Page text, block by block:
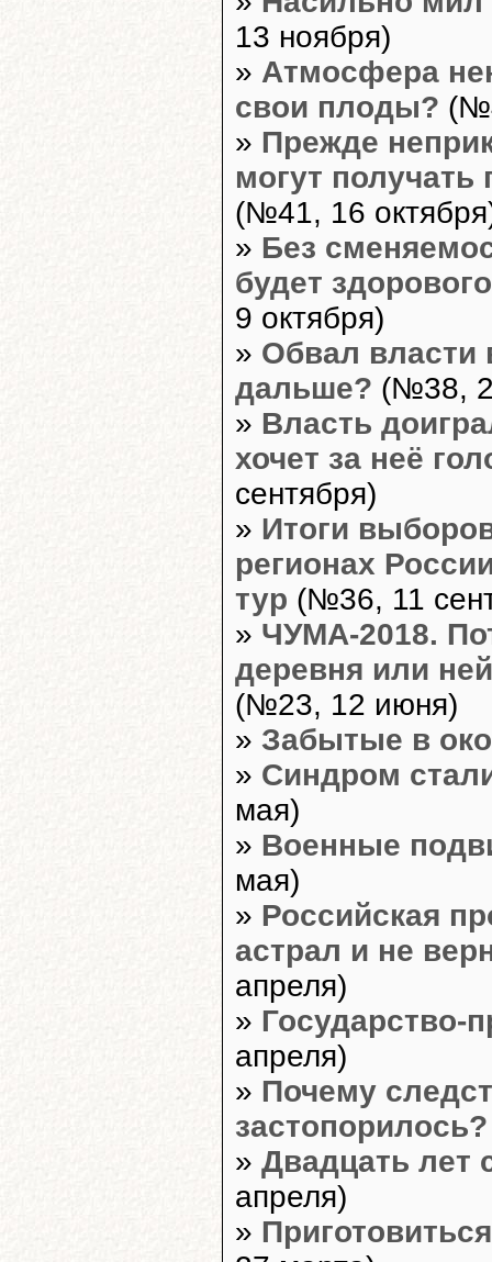
13 ноября)
» Атмосфера
свои плоды?
» Прежде
могут получать
(№41, 16
» Без
будет
9 октября)
» Обвал власти
дальше? (№38,
» Власть
хочет за неё
сентября)
» Итоги
регионах
тур (№36, 11
» ЧУМА-2018.
деревня или
(№23, 12 июня)
» Забытые в
» Синдром
мая)
» Военные
мая)
» Российская
астрал и не
апреля)
» Государство-
апреля)
» Почему
застопорилось?
» Двадцать лет
апреля)
»